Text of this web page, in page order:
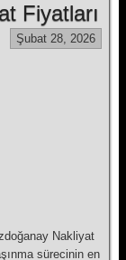
Fiyatları
Şubat 28, 2026
Nakliyat
sürecinin en